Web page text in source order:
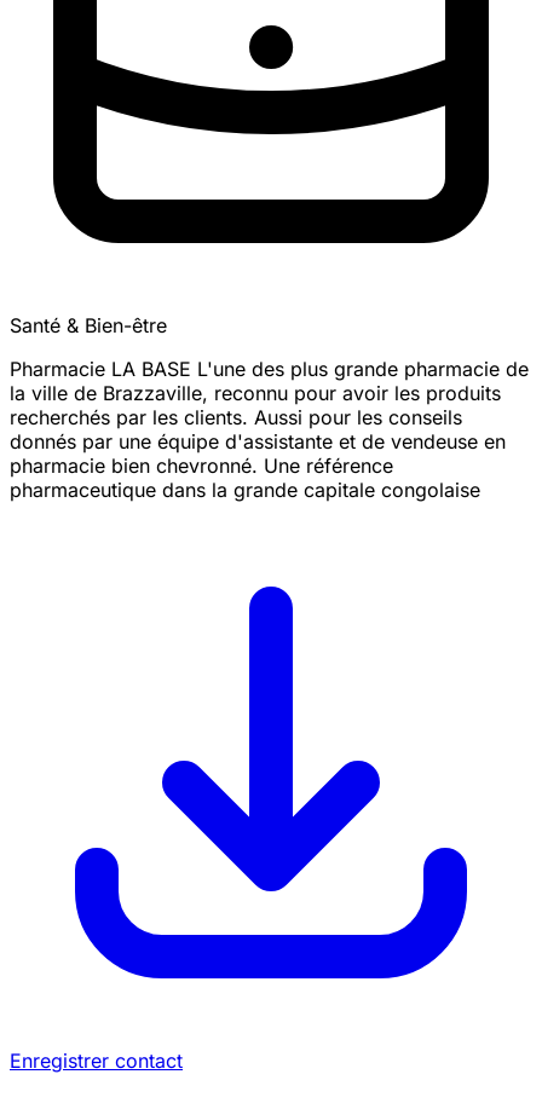
Santé & Bien-être
Pharmacie LA BASE L'une des plus grande pharmacie de
la ville de Brazzaville, reconnu pour avoir les produits
recherchés par les clients. Aussi pour les conseils
donnés par une équipe d'assistante et de vendeuse en
pharmacie bien chevronné. Une référence
pharmaceutique dans la grande capitale congolaise
Enregistrer contact